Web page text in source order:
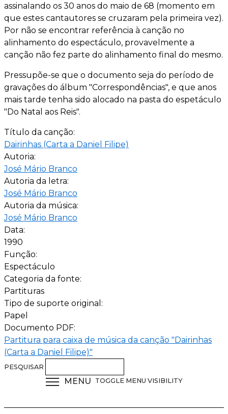
assinalando os 30 anos do maio de 68 (momento em
que estes cantautores se cruzaram pela primeira vez).
Por não se encontrar referência à canção no
alinhamento do espectáculo, provavelmente a
canção não fez parte do alinhamento final do mesmo.
Pressupõe-se que o documento seja do período de
gravações do álbum "Correspondências", e que anos
mais tarde tenha sido alocado na pasta do espetáculo
"Do Natal aos Reis".
Título da canção:
Dairinhas (Carta a Daniel Filipe)
Autoria:
José Mário Branco
Autoria da letra:
José Mário Branco
Autoria da música:
José Mário Branco
Data:
1990
Função:
Espectáculo
Categoria da fonte:
Partituras
Tipo de suporte original:
Papel
Documento PDF:
Partitura para caixa de música da canção "Dairinhas
(Carta a Daniel Filipe)"
PESQUISAR
MENU TOGGLE MENU VISIBILITY